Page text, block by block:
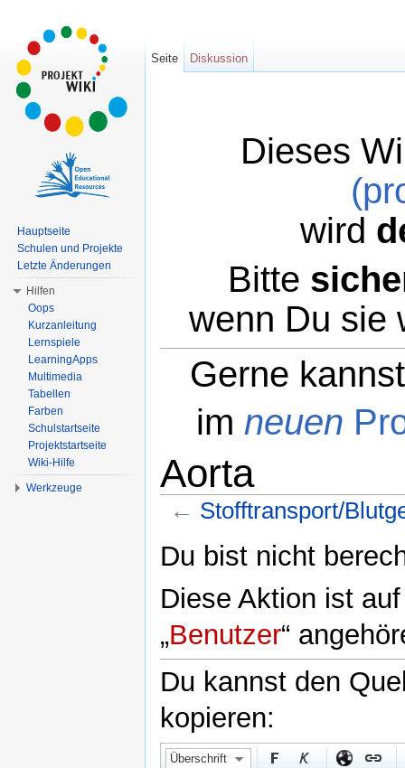
Dieses
wird
Bitte
wenn Du sie
Gerne
im neuen
Aorta
← Stofftransport/
Du bist nicht
Diese Aktion ist
„Benutzer“
Du kannst den
kopieren:
Überschrift
Seite Diskussion
Hauptseite
Schulen und Projekte
Letzte Änderungen
Hilfen
Oops
Kurzanleitung
Lernspiele
LearningApps
Multimedia
Tabellen
Farben
Schulstartseite
Projektstartseite
Wiki-Hilfe
Werkzeuge